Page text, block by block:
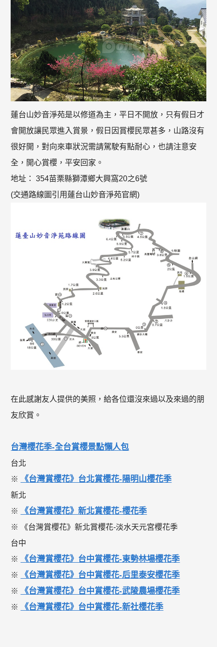
蓮台山妙音淨苑是以修道為主，平日不開放，只有假日才
會開放讓民眾進入賞景，假日因賞櫻民眾甚多，山路沒有
很好開，對向來車狀況需請駕駛有點耐心，也請注意安
全，開心賞櫻，平安回家。
地址： 354苗栗縣獅潭鄉大興窩20之6號
(交通路線圖引用蓮台山妙音淨苑官網)
在此感謝友人提供的美照，給各位還沒來過以及來過的朋
友欣賞。
台灣櫻花季-全台賞櫻景點懶人包
台北
※
《台灣賞櫻花》台北賞櫻花-陽明山櫻花季
新北
※
《台灣賞櫻花》新北賞櫻花-櫻花季
※ 《台灣賞櫻花》新北賞櫻花-淡水天元宮櫻花季
台中
※
《台灣賞櫻花》台中賞櫻花-東勢林場櫻花季
※ 《台灣賞櫻花》台中賞櫻花-后里泰安櫻花季
※ 《台灣賞櫻花》台中賞櫻花-武陵農場櫻花季
※ 《台灣賞櫻花》台中賞櫻花-新社櫻花季